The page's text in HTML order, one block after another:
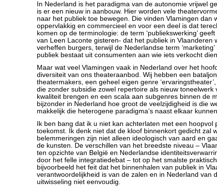
In Nederland is het paradigma van de autonomie vrijwel
is er een nieuw in aanbouw. Hier worden vele
naar het publiek toe bewegen. Die vinden Vlamingen dan
oppervlakkig en commercieel en voor een deel is dat
komen op de terminologie: de term ‘publiekswerking’
van Leen Laconte gisteren- dat het publiek in Vlaanderen
verheffen burgers, terwijl de Nederlandse term
publiek bestaat uit consumenten aan wie iets verkocht
Maar wat veel Vlamingen vaak in Nederland over het
diversiteit van ons theateraanbod. Wij hebben een bataljon
theatermakers, een geheel eigen genre
die zonder subsidie zowel repertoire als nieuw toneelwerk
kwaliteit brengen en een scala aan subgenres binnen de
bijzonder in Nederland hoe groot de veelzijdigheid is die
makkelijk die heterogene paradigma’s naast elkaar
Ik ben bang dat ik u niet kan achterlaten met een hoopvol
toekomst. Ik denk niet dat de kloof binnenkort gedicht zal
belemmeringen zijn niet alleen ideologisch van aard en
de kunsten. De verschillen van het breedste niveau –
ten opzichte van België en Nederlandse
door het felle integratiedebat – tot op het smalste
bijvoorbeeld het feit dat het binnenhalen van publiek in
verantwoordelijkheid is van de zalen en in Nederland van
uitwisseling niet eenvoudig.